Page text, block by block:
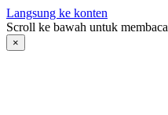
Langsung ke konten
Scroll ke bawah untuk membaca
×